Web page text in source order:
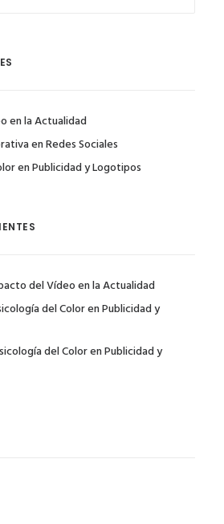
en la Actualidad
en Redes Sociales
en Publicidad y Logotipos
del Vídeo en la Actualidad
del Color en Publicidad y
del Color en Publicidad y